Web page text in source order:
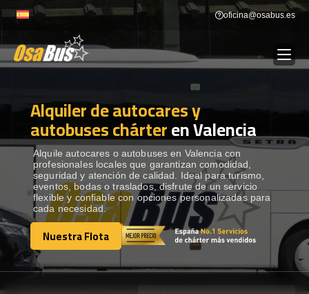
to
oficina@osabus.es
ALQUILER DE AUTOCARES
DESTINOS Show dropdown
RECORRIDAS Show dropdown
FLOTA
Alquiler de autocares y
autobuses chárteren Valencia
Alquile autocares o autobuses en Valencia con
profesionales locales que garantizan comodidad,
seguridad y atención de calidad. Ideal para turismo,
eventos, bodas o traslados, disfrute de un servicio
flexible y confiable con opciones personalizadas para
cada necesidad.
Nuestra Flota
Nuestra Flota